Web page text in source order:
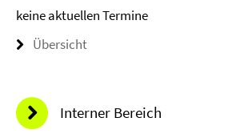
keine aktuellen Termine
Übersicht
Interner Bereich